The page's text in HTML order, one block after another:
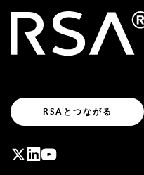
RSAとつながる